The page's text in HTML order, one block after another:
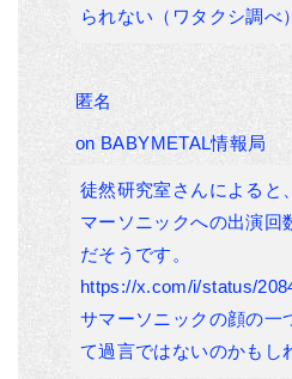
られない（ワタクシ調べ）
匿名
on BABYMETAL情報局
徒然研究室さんによると
マーソニックへの出演回
だそうです。
https://x.com/i/status/
サマーソニックの顔の一
て過言ではないのかもし